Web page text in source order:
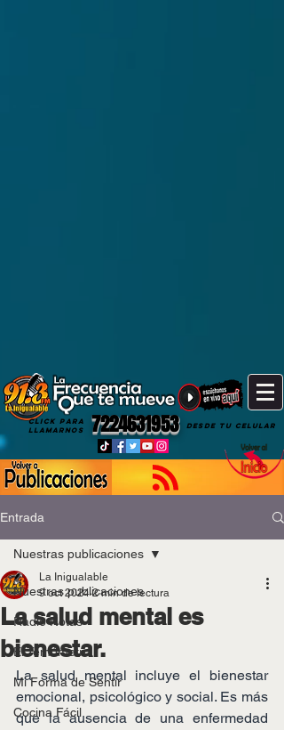
7224631953
CLICK PARA
LLAMARNOS
DESDE TU CELULAR
Entrada
Nuestras publicaciones
Radio Notas
El Temómetro
Mi Forma de Sentir
Cocina Fácil
Nuestras publicaciones
La salud mental es
bienestar.
La Inigualable
9 oct 2024 2 min de lectura
La salud mental incluye el bienestar
emocional, psicológico y social. Es más
que la ausencia de una enfermedad